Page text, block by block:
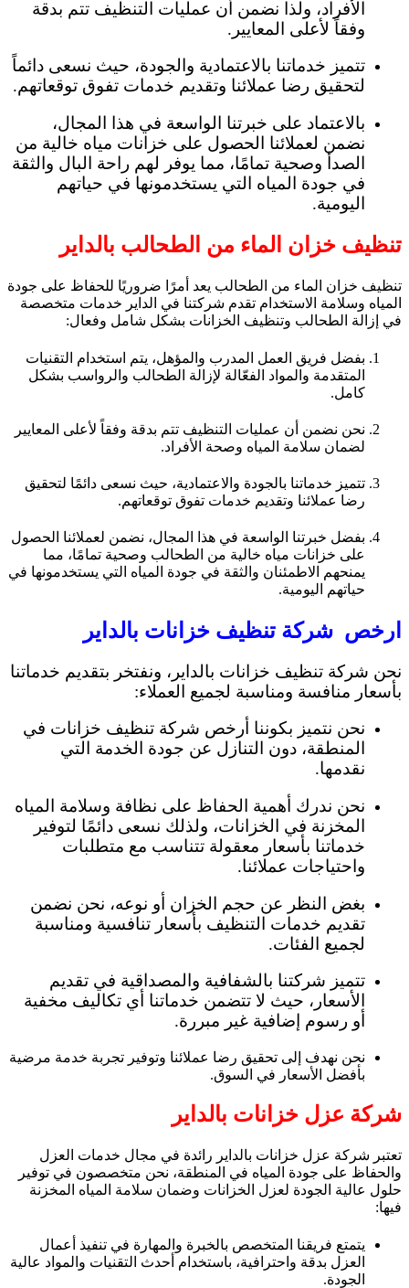
الأفراد، ولذا نضمن أن عمليات التنظيف تتم بدقة
وفقاً لأعلى المعايير.
تتميز خدماتنا بالاعتمادية والجودة، حيث نسعى دائماً
لتحقيق رضا عملائنا وتقديم خدمات تفوق توقعاتهم.
بالاعتماد على خبرتنا الواسعة في هذا المجال،
نضمن لعملائنا الحصول على خزانات مياه خالية من
الصدأ وصحية تمامًا، مما يوفر لهم راحة البال والثقة
في جودة المياه التي يستخدمونها في حياتهم
اليومية.
تنظيف خزان الماء من الطحالب بالداير
تنظيف خزان الماء من الطحالب يعد أمرًا ضروريًا للحفاظ على جودة
المياه وسلامة الاستخدام تقدم شركتنا في الداير خدمات متخصصة
في إزالة الطحالب وتنظيف الخزانات بشكل شامل وفعال:
بفضل فريق العمل المدرب والمؤهل، يتم استخدام التقنيات
المتقدمة والمواد الفعّالة لإزالة الطحالب والرواسب بشكل
كامل.
نحن نضمن أن عمليات التنظيف تتم بدقة وفقاً لأعلى المعايير
لضمان سلامة المياه وصحة الأفراد.
تتميز خدماتنا بالجودة والاعتمادية، حيث نسعى دائمًا لتحقيق
رضا عملائنا وتقديم خدمات تفوق توقعاتهم.
بفضل خبرتنا الواسعة في هذا المجال، نضمن لعملائنا الحصول
على خزانات مياه خالية من الطحالب وصحية تمامًا، مما
يمنحهم الاطمئنان والثقة في جودة المياه التي يستخدمونها في
حياتهم اليومية.
ارخص شركة تنظيف خزانات بالداير
نحن شركة تنظيف خزانات بالداير، ونفتخر بتقديم خدماتنا
بأسعار منافسة ومناسبة لجميع العملاء:
نحن نتميز بكوننا أرخص شركة تنظيف خزانات في
المنطقة، دون التنازل عن جودة الخدمة التي
نقدمها.
نحن ندرك أهمية الحفاظ على نظافة وسلامة المياه
المخزنة في الخزانات، ولذلك نسعى دائمًا لتوفير
خدماتنا بأسعار معقولة تتناسب مع متطلبات
واحتياجات عملائنا.
بغض النظر عن حجم الخزان أو نوعه، نحن نضمن
تقديم خدمات التنظيف بأسعار تنافسية ومناسبة
لجميع الفئات.
تتميز شركتنا بالشفافية والمصداقية في تقديم
الأسعار، حيث لا تتضمن خدماتنا أي تكاليف مخفية
أو رسوم إضافية غير مبررة.
نحن نهدف إلى تحقيق رضا عملائنا وتوفير تجربة خدمة مرضية
بأفضل الأسعار في السوق.
شركة عزل خزانات بالداير
تعتبر شركة عزل خزانات بالداير رائدة في مجال خدمات العزل
والحفاظ على جودة المياه في المنطقة، نحن متخصصون في توفير
حلول عالية الجودة لعزل الخزانات وضمان سلامة المياه المخزنة
فيها:
يتمتع فريقنا المتخصص بالخبرة والمهارة في تنفيذ أعمال
العزل بدقة واحترافية، باستخدام أحدث التقنيات والمواد عالية
الجودة.